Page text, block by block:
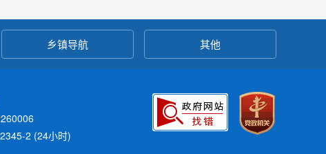
乡镇导航 其他
2 (24小时)